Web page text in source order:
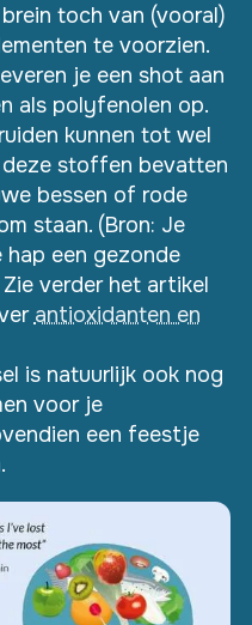
toch van (vooral)
te voorzien.
je een shot aan
als polyfenolen op.
kunnen tot wel
stoffen bevatten
bessen of rode
staan. (Bron: Je
hap een gezonde
verder het artikel
antioxidanten en
is natuurlijk ook nog
voor je
een feestje